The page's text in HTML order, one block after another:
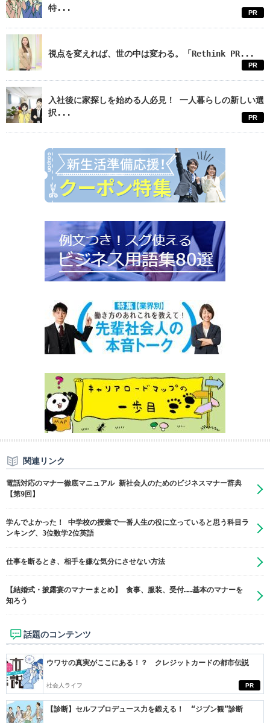
特... PR
視点を変えれば、世の中は変わる。「Rethink PR...
PR
入社後に家探しを始める人必見！ 一人暮らしの新しい選
択...
PR
関連リンク
電話対応のマナー徹底マニュアル 新社会人のためのビジネスマナー辞典
【第9回】
学んでよかった！ 中学校の授業で一番人生の役に立っていると思う科目ラ
ンキング、3位数学2位英語
仕事を断るとき、相手を嫌な気分にさせない方法
【結婚式・披露宴のマナーまとめ】 食事、服装、受付……基本のマナーを
知ろう
話題のコンテンツ
PR
ウワサの真実がここにある！？ クレジットカードの都市伝説
社会人ライフ
【診断】セルフプロデュース力を鍛える！ “ジブン観”診断